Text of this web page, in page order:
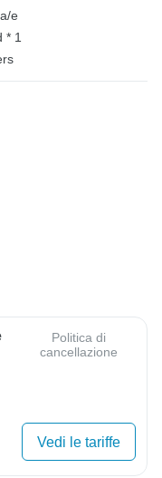
e
* 1
Politica di
cancellazione
Vedi le tariffe